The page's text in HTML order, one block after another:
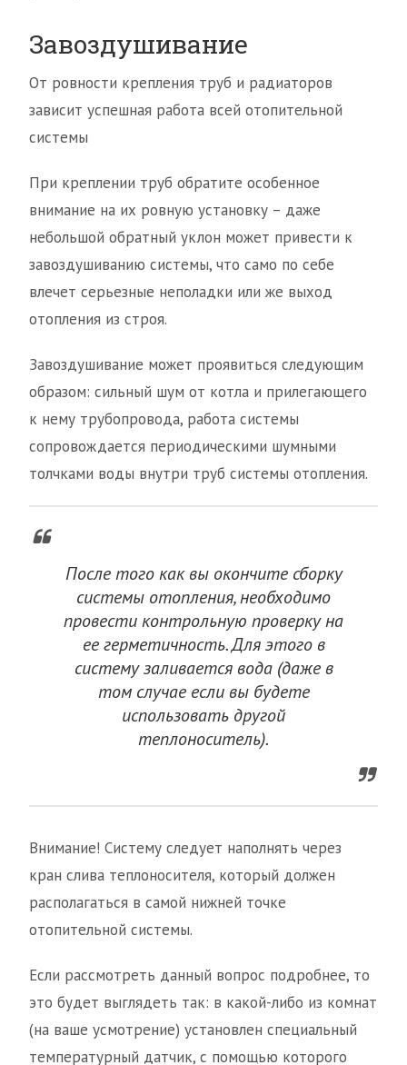
Завоздушивание
От ровности крепления труб и радиаторов
зависит успешная работа всей отопительной
системы
При креплении труб обратите особенное
внимание на их ровную установку – даже
небольшой обратный уклон может привести к
завоздушиванию системы, что само по себе
влечет серьезные неполадки или же выход
отопления из строя.
Завоздушивание может проявиться следующим
образом: сильный шум от котла и прилегающего
к нему трубопровода, работа системы
сопровождается периодическими шумными
толчками воды внутри труб системы отопления.
После того как вы окончите сборку
системы отопления, необходимо
провести контрольную проверку на
ее герметичность. Для этого в
систему заливается вода (даже в
том случае если вы будете
использовать другой
теплоноситель).
Внимание! Систему следует наполнять через
кран слива теплоносителя, который должен
располагаться в самой нижней точке
отопительной системы.
Если рассмотреть данный вопрос подробнее, то
это будет выглядеть так: в какой-либо из комнат
(на ваше усмотрение) установлен специальный
температурный датчик, с помощью которого